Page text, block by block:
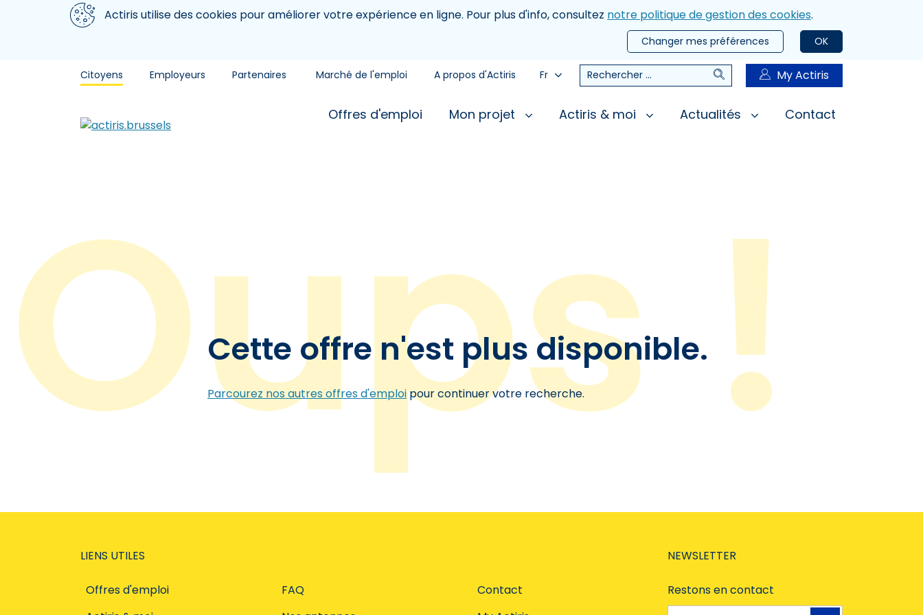
Aller au contenu principal
Nous utilisons des cookiesActiris utilise des cookies pour améliorer votre expérience en ligne. Pour plus d'info, consultez notre politique de gestion des cookies.
OK
Changer mes préférences
Citoyens Employeurs Partenaires Marché de l'emploi A propos d'Actiris Fr Rechercher RechercherMy Actiris
Offres d'emploi Mon projet Actiris & moi Actualités Contact
Cette offre n'est plus disponible.
Parcourez nos autres offres d'emploipour continuer votre recherche.
LIENS UTILES
Offres d'emploi
FAQ
Contact
NEWSLETTER
Restons en contact